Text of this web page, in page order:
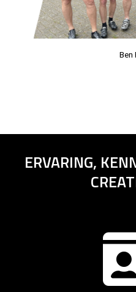
Ben
ERVARING,